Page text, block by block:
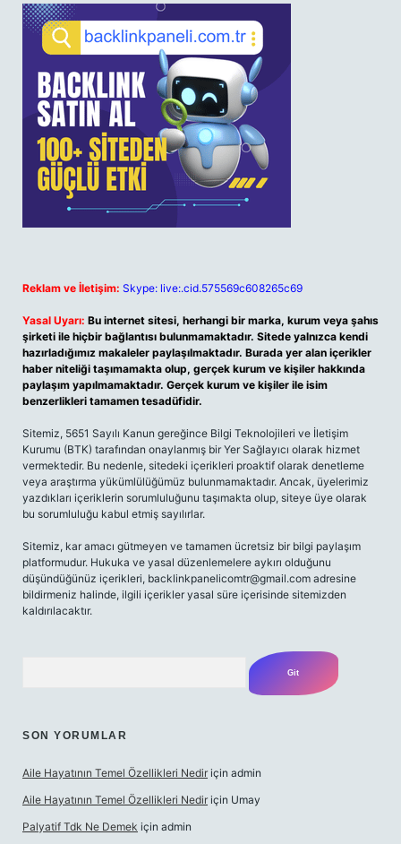
Reklam ve İletişim: Skype: live:.cid.575569c608265c69
Yasal Uyarı: Bu internet sitesi, herhangi bir marka, kurum veya şahıs
şirketi ile hiçbir bağlantısı bulunmamaktadır. Sitede yalnızca kendi
hazırladığımız makaleler paylaşılmaktadır. Burada yer alan içerikler
haber niteliği taşımamakta olup, gerçek kurum ve kişiler hakkında
paylaşım yapılmamaktadır. Gerçek kurum ve kişiler ile isim
benzerlikleri tamamen tesadüfidir.
Sitemiz, 5651 Sayılı Kanun gereğince Bilgi Teknolojileri ve İletişim
Kurumu (BTK) tarafından onaylanmış bir Yer Sağlayıcı olarak hizmet
vermektedir. Bu nedenle, sitedeki içerikleri proaktif olarak denetleme
veya araştırma yükümlülüğümüz bulunmamaktadır. Ancak, üyelerimiz
yazdıkları içeriklerin sorumluluğunu taşımakta olup, siteye üye olarak
bu sorumluluğu kabul etmiş sayılırlar.
Sitemiz, kar amacı gütmeyen ve tamamen ücretsiz bir bilgi paylaşım
platformudur. Hukuka ve yasal düzenlemelere aykırı olduğunu
düşündüğünüz içerikleri, backlinkpanelicomtr@gmail.com adresine
bildirmeniz halinde, ilgili içerikler yasal süre içerisinde sitemizden
kaldırılacaktır.
SON YORUMLAR
Aile Hayatının Temel Özellikleri Nedir için admin
Aile Hayatının Temel Özellikleri Nedir için Umay
Palyatif Tdk Ne Demek için admin